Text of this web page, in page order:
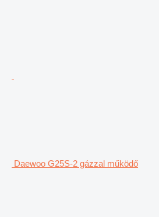
Daewoo G25S-2 gázzal működő